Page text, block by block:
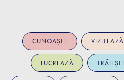
CUNOAȘTE VIZITEAZĂ
LUCREAZĂ